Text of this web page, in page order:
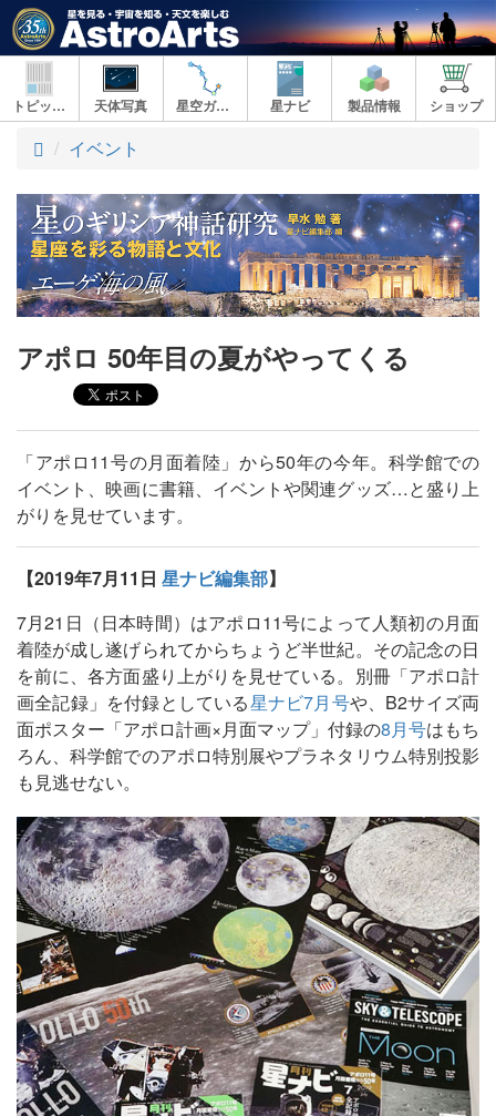
トピックス 天体写真 星空ガイド 星ナビ 製品情報 ショップ
ト
プ
イベント
アポロ 50年目の夏がやってくる
「アポロ11号の月面着陸」から50年の今年。科学館での
イベント、映画に書籍、イベントや関連グッズ…と盛り上
がりを見せています。
【2019年7月11日 星ナビ編集部】
7月21日（日本時間）はアポロ11号によって人類初の月面
着陸が成し遂げられてからちょうど半世紀。その記念の日
を前に、各方面盛り上がりを見せている。別冊「アポロ計
画全記録」を付録としている星ナビ7月号や、B2サイズ両
面ポスター「アポロ計画×月面マップ」付録の8月号はもち
ろん、科学館でのアポロ特別展やプラネタリウム特別投影
も見逃せない。